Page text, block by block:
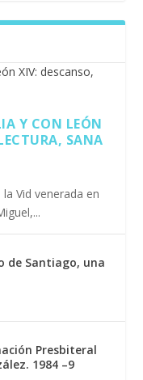
Y CON LEÓN
SANA
Vid venerada en
de Santiago, una
Presbiteral
1984 –9